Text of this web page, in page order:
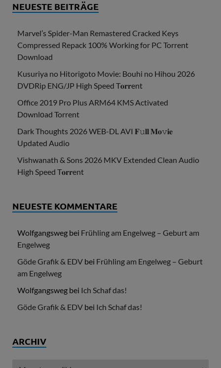
NEUESTE BEITRÄGE
Marvel’s Spider-Man Remastered Cracked Keys
Compressed Repack 100% Working for PC Torrent
Download
Kusuriya no Hitorigoto Movie: Bouhi no Hihou 2026
DVDRip ENG/JP High Speed T𝐨𝐫𝐫ent
Office 2019 Pro Plus ARM64 KMS Activated
Dоwnlоad Torrent
Dark Thoughts 2026 WEB-DL AVI 𝐅𝚞𝐥𝐥 𝐌𝐨𝚟𝐢𝐞
Updated Audio
Vishwanath & Sons 2026 MKV Extended Clean Audio
High Speed T𝐨𝐫𝐫ent
NEUESTE KOMMENTARE
Wolfgangsweg bei Frühling am Engelweg – Geburt am
Engelweg
Göde Grafik & EDV bei Frühling am Engelweg – Geburt
am Engelweg
Wolfgangsweg bei Ich Schaf das!
Göde Grafik & EDV bei Ich Schaf das!
ARCHIV